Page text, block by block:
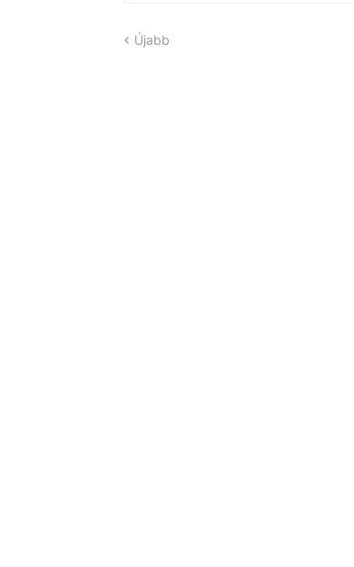
Újabb